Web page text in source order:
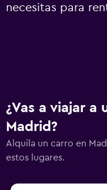
necesitas para
¿Vas a viajar a
Madrid?
Alquila un carro en
estos lugares.